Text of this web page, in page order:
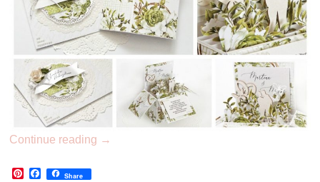
Continue reading →
Pinterest
Facebook
Share